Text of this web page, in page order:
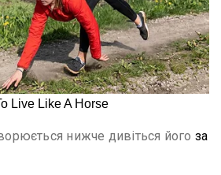
нижче дивіться його за